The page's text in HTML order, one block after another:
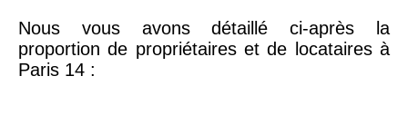
Nous vous avons détaillé ci-après la
proportion de propriétaires et de locataires à
Paris 14 :